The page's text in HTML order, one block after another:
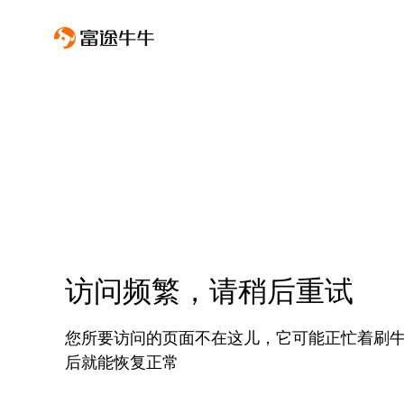
访问频繁，请稍后重试
您所要访问的页面不在这儿，它可能正忙着刷
后就能恢复正常